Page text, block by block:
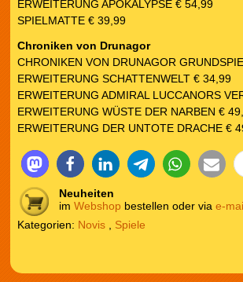
ERWEITERUNG APOKALYPSE € 54,99
SPIELMATTE € 39,99
Chroniken von Drunagor
CHRONIKEN VON DRUNAGOR
ERWEITERUNG SCHATTENWELT € 34,99
ERWEITERUNG ADMIRAL LUCCANORS
ERWEITERUNG WÜSTE DER NARBEN €
ERWEITERUNG DER UNTOTE DRACHE €
Neuheiten
im Webshop bestellen oder via e-
Kategorien: Novis, Spiele